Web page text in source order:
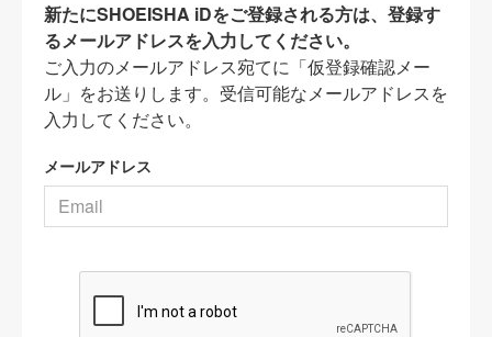
新たにSHOEISHA iDをご登録される方は、登録す
るメールアドレスを入力してください。
ご入力のメールアドレス宛てに「仮登録確認メー
ル」をお送りします。受信可能なメールアドレスを
入力してください。
メールアドレス